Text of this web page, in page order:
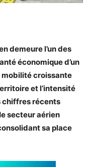
demeure l’un des
économique d’un
mobilité croissante
et l’intensité
chiffres récents
secteur aérien
sa place